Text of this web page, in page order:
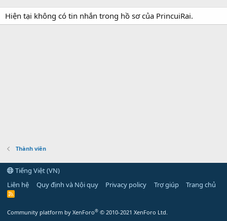
Hiện tại không có tin nhắn trong hồ sơ của PrincuiRai.
Thành viên
Tiếng Việt (VN)
Liên hệ
Quy định và Nội quy Privacy policy Trợ giúp Trang chủ
R
Community platform by XenForo® © 2010-2021 XenForo Ltd.